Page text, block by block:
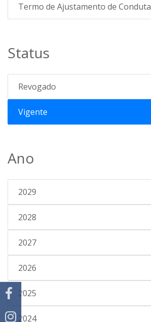
Termo de Ajustamento de Conduta
Status
Revogado
Vigente
Ano
2029
2028
2027
2026
2025
2024